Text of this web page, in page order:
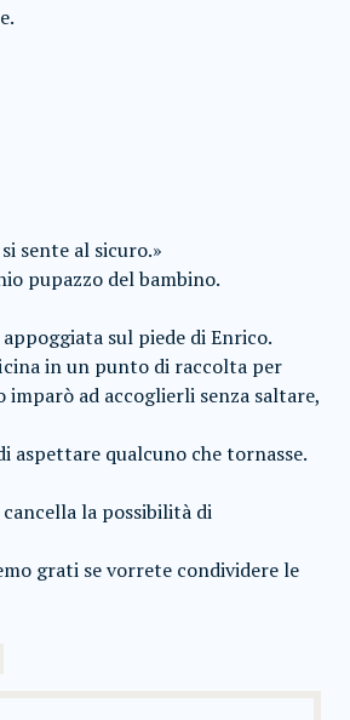
sente al sicuro.»
pupazzo del bambino.
sul piede di Enrico.
in un punto di raccolta per
imparò ad accoglierli senza saltare,
aspettare qualcuno che tornasse.
la possibilità di
grati se vorrete condividere le